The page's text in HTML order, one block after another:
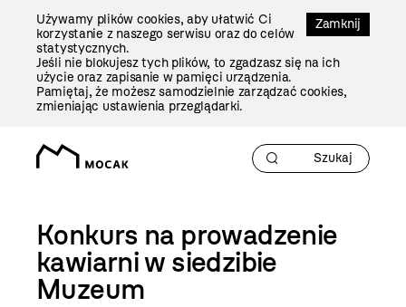
Zamknij
Używamy plików cookies, aby ułatwić Ci
korzystanie z naszego serwisu oraz do celów
statystycznych.
Jeśli nie blokujesz tych plików, to zgadzasz się na ich
użycie oraz zapisanie w pamięci urządzenia.
Pamiętaj, że możesz samodzielnie zarządzać cookies,
zmieniając ustawienia przeglądarki.
Konkurs na prowadzenie
kawiarni w siedzibie
Muzeum